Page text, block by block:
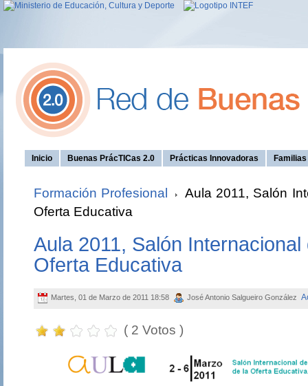
Inicio Buenas PrácTICas 2.0 Prácticas Innovadoras
Formación Profesional
Aula 2011, Salón
Oferta Educativa
Aula 2011, Salón
Oferta Educativa
Martes, 01 de Marzo de 2011 18:58 José Antonio Salgueiro González
( 2 Votos )